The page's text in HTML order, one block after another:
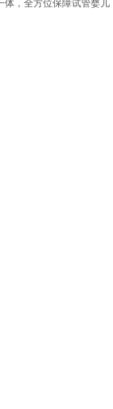
体，全方位保障试管婴儿